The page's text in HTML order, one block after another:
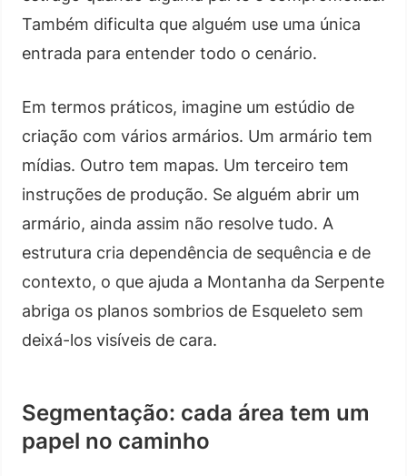
Também dificulta que alguém use uma única
entrada para entender todo o cenário.
Em termos práticos, imagine um estúdio de
criação com vários armários. Um armário tem
mídias. Outro tem mapas. Um terceiro tem
instruções de produção. Se alguém abrir um
armário, ainda assim não resolve tudo. A
estrutura cria dependência de sequência e de
contexto, o que ajuda a Montanha da Serpente
abriga os planos sombrios de Esqueleto sem
deixá-los visíveis de cara.
Segmentação: cada área tem um
papel no caminho